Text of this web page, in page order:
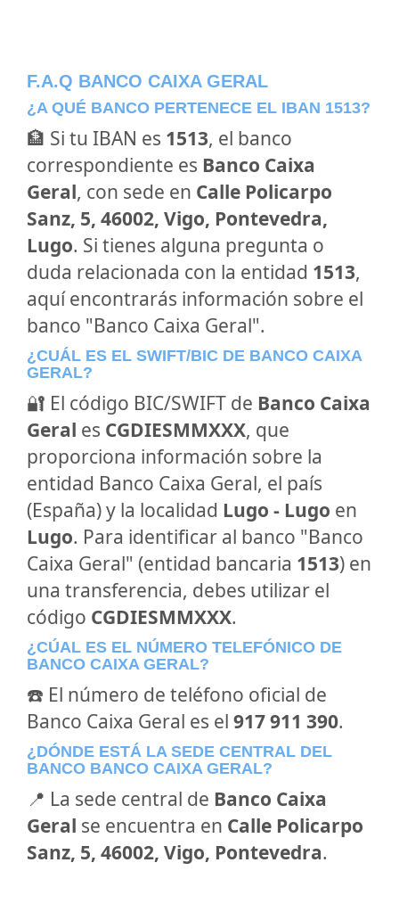
F.A.Q BANCO CAIXA GERAL
¿A QUÉ BANCO PERTENECE EL IBAN 1513?
🏦 Si tu IBAN es 1513, el banco
correspondiente es Banco Caixa
Geral, con sede en Calle Policarpo
Sanz, 5, 46002, Vigo, Pontevedra,
Lugo. Si tienes alguna pregunta o
duda relacionada con la entidad 1513,
aquí encontrarás información sobre el
banco "Banco Caixa Geral".
¿CUÁL ES EL SWIFT/BIC DE BANCO CAIXA
GERAL?
🔐 El código BIC/SWIFT de Banco Caixa
Geral es CGDIESMMXXX, que
proporciona información sobre la
entidad Banco Caixa Geral, el país
(España) y la localidad Lugo - Lugo en
Lugo. Para identificar al banco "Banco
Caixa Geral" (entidad bancaria 1513) en
una transferencia, debes utilizar el
código CGDIESMMXXX.
¿CÚAL ES EL NÚMERO TELEFÓNICO DE
BANCO CAIXA GERAL?
☎️ El número de teléfono oficial de
Banco Caixa Geral es el 917 911 390.
¿DÓNDE ESTÁ LA SEDE CENTRAL DEL
BANCO BANCO CAIXA GERAL?
📍 La sede central de Banco Caixa
Geral se encuentra en Calle Policarpo
Sanz, 5, 46002, Vigo, Pontevedra.